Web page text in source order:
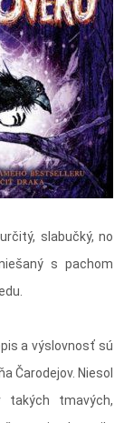
slabučký, no
s pachom
a výslovnosť sú
Čarodejov. Niesol
tmavých,